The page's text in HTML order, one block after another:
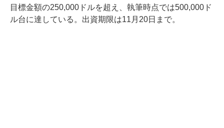
目標金額の250,000ドルを超え、執筆時点では500,000ド
ル台に達している。出資期限は11月20日まで。